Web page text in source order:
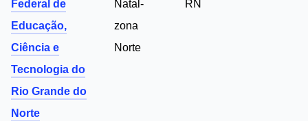
Federal de
Educação,
Ciência e
Tecnologia do
Rio Grande do
Norte
Natal-
zona
Norte
RN